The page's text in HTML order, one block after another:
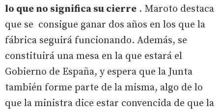
lo que no significa su cierre . Maroto destaca
que se consigue ganar dos años en los que la
fábrica seguirá funcionando. Además, se
constituirá una mesa en la que estará el
Gobierno de España, y espera que la Junta
también forme parte de la misma, algo de lo
que la ministra dice estar convencida de que la